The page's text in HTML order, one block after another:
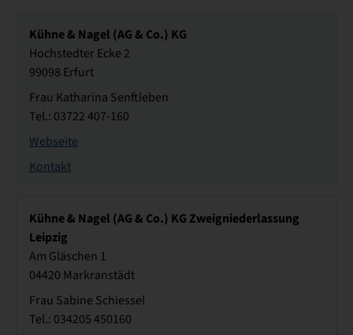
Kühne & Nagel (AG & Co.) KG
Hochstedter Ecke 2
99098 Erfurt
Frau Katharina Senftleben
Tel.: 03722 407-160
Webseite
Kontakt
Kühne & Nagel (AG & Co.) KG Zweigniederlassung
Leipzig
Am Gläschen 1
04420 Markranstädt
Frau Sabine Schiessel
Tel.: 034205 450160